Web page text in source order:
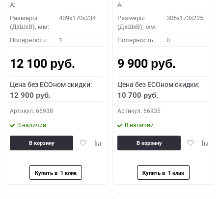
A:
Размеры
(ДхШхВ), мм:
409x170x234
Полярность: 1
12 100 руб.
Цена без ECOном скидки:
12 900 руб.
Артикул: 66938
В наличии
ДобавитьДобавить
В корзину
A:
Размеры
(ДхШхВ), мм:
306x173x225
Полярность: 0
9 900 руб.
Цена без ECOном скидки:
10 700 руб.
Артикул: 66935
В наличии
Добавить
В корзину